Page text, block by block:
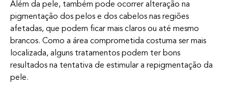
Além da pele, também pode ocorrer alteração na
pigmentação dos pelos e dos cabelos nas regiões
afetadas, que podem ficar mais claros ou até mesmo
brancos. Como a área comprometida costuma ser mais
localizada, alguns tratamentos podem ter bons
resultados na tentativa de estimular a repigmentação da
pele.